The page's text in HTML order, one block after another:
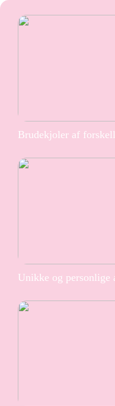
Brudekjoler af
Unikke og personlige